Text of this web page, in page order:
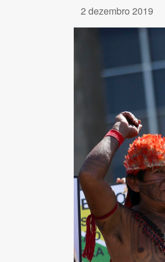
2 dezembro 2019